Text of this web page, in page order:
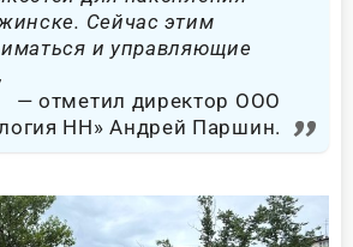
Сейчас этим
и управляющие
отметил директор ООО
НН» Андрей Паршин.